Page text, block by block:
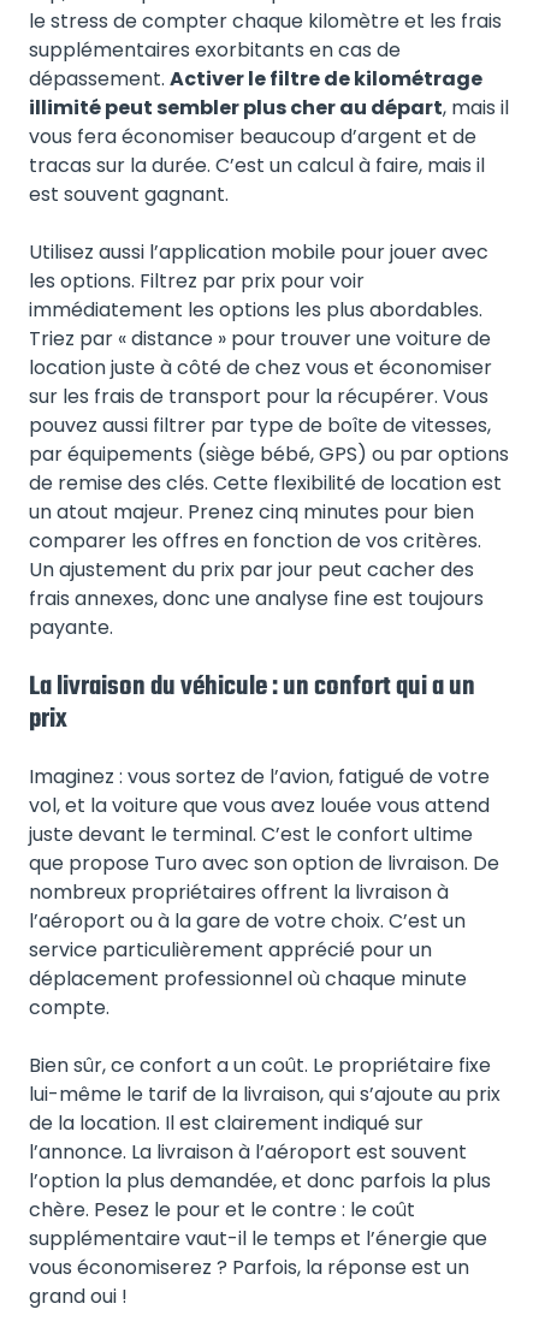
le stress de compter chaque kilomètre et les frais
supplémentaires exorbitants en cas de
dépassement. Activer le filtre de kilométrage
illimité peut sembler plus cher au départ, mais il
vous fera économiser beaucoup d’argent et de
tracas sur la durée. C’est un calcul à faire, mais il
est souvent gagnant.
Utilisez aussi l’application mobile pour jouer avec
les options. Filtrez par prix pour voir
immédiatement les options les plus abordables.
Triez par « distance » pour trouver une voiture de
location juste à côté de chez vous et économiser
sur les frais de transport pour la récupérer. Vous
pouvez aussi filtrer par type de boîte de vitesses,
par équipements (siège bébé, GPS) ou par options
de remise des clés. Cette flexibilité de location est
un atout majeur. Prenez cinq minutes pour bien
comparer les offres en fonction de vos critères.
Un ajustement du prix par jour peut cacher des
frais annexes, donc une analyse fine est toujours
payante.
La livraison du véhicule : un confort qui a un
prix
Imaginez : vous sortez de l’avion, fatigué de votre
vol, et la voiture que vous avez louée vous attend
juste devant le terminal. C’est le confort ultime
que propose Turo avec son option de livraison. De
nombreux propriétaires offrent la livraison à
l’aéroport ou à la gare de votre choix. C’est un
service particulièrement apprécié pour un
déplacement professionnel où chaque minute
compte.
Bien sûr, ce confort a un coût. Le propriétaire fixe
lui-même le tarif de la livraison, qui s’ajoute au prix
de la location. Il est clairement indiqué sur
l’annonce. La livraison à l’aéroport est souvent
l’option la plus demandée, et donc parfois la plus
chère. Pesez le pour et le contre : le coût
supplémentaire vaut-il le temps et l’énergie que
vous économiserez ? Parfois, la réponse est un
grand oui !